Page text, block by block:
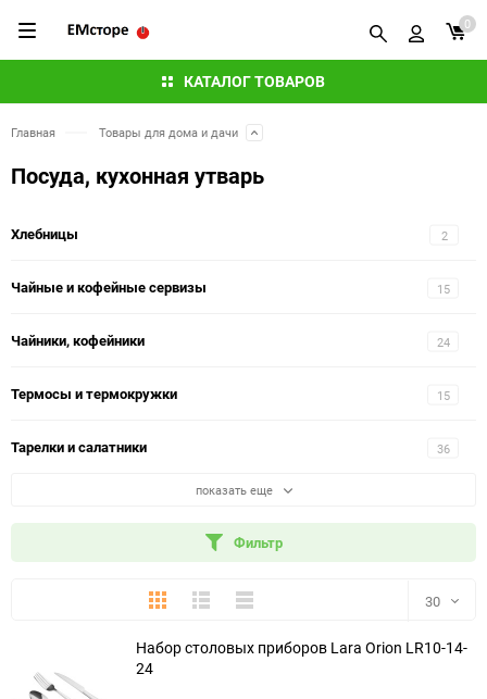
КАТАЛОГ ТОВАРОВ
0
Главная Товары для дома и дачи
Посуда, кухонная утварь
2
Хлебницы
15
Чайные и кофейные сервизы
24
Чайники, кофейники
15
Термосы и термокружки
36
Тарелки и салатники
показать еще
Фильтр
ПлиткаПодробноКомпактно 30
30
Набор столовых приборов Lara Orion LR10-14-
24